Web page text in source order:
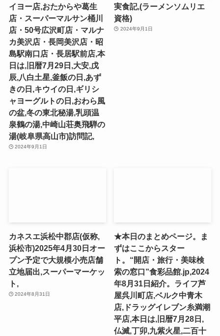
イヨー店,おたからや葛生
店・スーパーマルサン桶川
店・50号広沢町店・マルナ
カ美沢店・長岡美沢店・昭
島駅南口店・長居駅前店,本
日は,旧暦7月29日,大安,戊
辰,八白土星,釜飯の日,あず
きの日,キウイの日,ギリシ
ャヨーグルトの日,おわら風
の盆,冬の東北秘湯,乳頭温
泉鶴の湯,中崎山荘奥飛騨の
湯(岐阜県高山市)訪問記,
2024年9月1日
実食記,(ラーメンソムリエ
資格)
2024年9月1日
カネスエ浜松中郡店(仮称,
浜松市)2025年4月30日オー
プン予定で大規模小売店舗
立地届出,スーパーマーケッ
ト,
2024年8月31日
★本日のまとめページ。ま
ずはここからスター
ト。“開店・旅行・美味検
索の窓口”食彩品館.jp,2024
年8月31日紹介。ライフ芦
屋呉川町店,ベルク中青木
店,ドラッグイレブン糸満潮
平店,本日は,旧暦7月28日,
仏滅,丁卯,九紫火星,二百十